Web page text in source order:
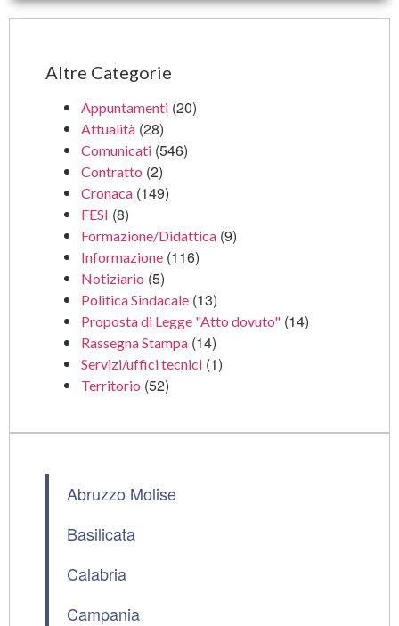
Altre Categorie
Appuntamenti (20)
Attualità (28)
Comunicati (546)
Contratto (2)
Cronaca (149)
FESI (8)
Formazione/Didattica (9)
Informazione (116)
Notiziario (5)
Politica Sindacale (13)
Proposta di Legge "Atto dovuto" (14)
Rassegna Stampa (14)
Servizi/uffici tecnici (1)
Territorio (52)
Abruzzo Molise
Basilicata
Calabria
Campania